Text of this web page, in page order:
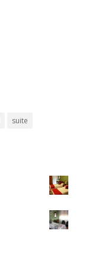
suite